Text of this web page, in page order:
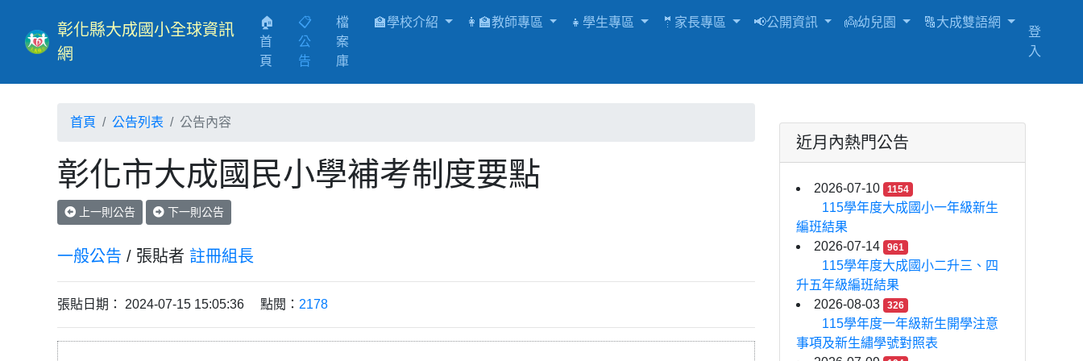
彰化縣大成國小全球資訊
網
🏠
首
頁 (current)
📋
公
告
檔
案
庫
🏫學校介紹 👩‍🏫教師專區 👧學生專區 🤵家長專區 📢公開資訊 👼幼兒園 🔠大成雙語網
登
入
首頁 公告列表 公告內容
彰化市大成國民小學補考制度要點
上一則公告 下一則公告
一般公告 / 張貼者 註冊組長
張貼日期： 2024-07-15 15:05:36 點閱： 2178
近月內熱門公告
2026-07-10 1154
115學年度大成國小一年級新生
編班結果
2026-07-14
961
115學年度大成國小二升三、四
升五年級編班結果
2026-08-03
326
115學年度一年級新生開學注意
事項及新生繡學號對照表